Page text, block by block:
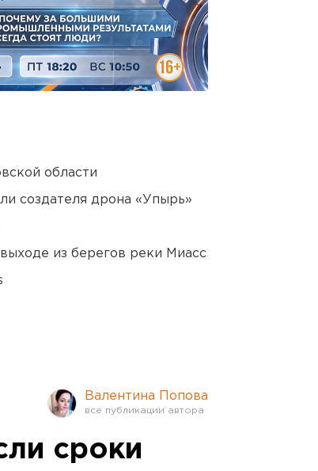
области
создателя дрона «Упырь»
из берегов реки Миасс
Валентина Попова
сроки